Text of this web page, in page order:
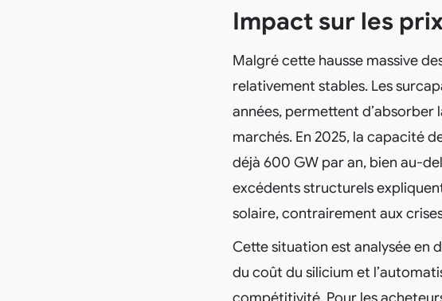
Impact sur les
Malgré cette hausse massive
relativement stables. Les
années, permettent d’absorber
marchés. En 2025, la capacité
déjà 600 GW par an, bien au-
excédents structurels
solaire, contrairement aux
Cette situation est analysée en
du coût du silicium et